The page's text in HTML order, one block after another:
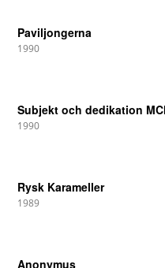
Paviljongerna
1990
Subjekt och dedikation
1990
Rysk Karameller
1989
Anonymus